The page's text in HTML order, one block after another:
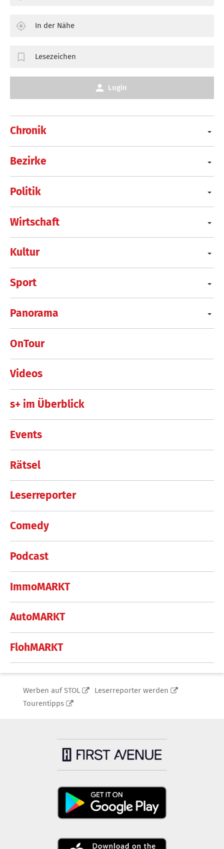
Chronik
Bezirke
Politik
Wirtschaft
Kultur
Sport
Panorama
OnTour
Videos
s+ im Überblick
Events
Rätsel
Leserreporter
Comedy
Podcast
ImmoMARKT
AutoMARKT
FlohMARKT
In der Nähe
Lesezeichen
Login
Werben auf STOL
Leserreporter werden
Tourentipps